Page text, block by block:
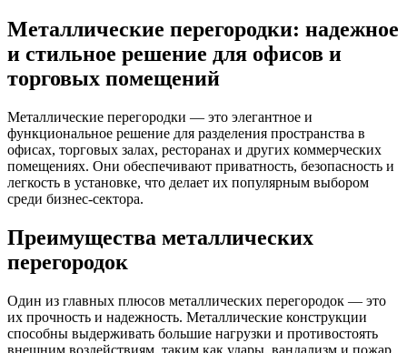
Металлические перегородки: надежное
и стильное решение для офисов и
торговых помещений
Металлические перегородки — это элегантное и
функциональное решение для разделения пространства в
офисах, торговых залах, ресторанах и других коммерческих
помещениях. Они обеспечивают приватность, безопасность и
легкость в установке, что делает их популярным выбором
среди бизнес-сектора.
Преимущества металлических
перегородок
Один из главных плюсов металлических перегородок — это
их прочность и надежность. Металлические конструкции
способны выдерживать большие нагрузки и противостоять
внешним воздействиям, таким как удары, вандализм и пожар.